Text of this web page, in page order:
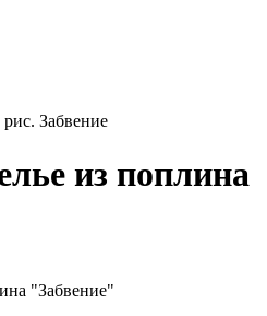
Забвение
из поплина